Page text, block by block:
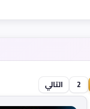
2 التالي